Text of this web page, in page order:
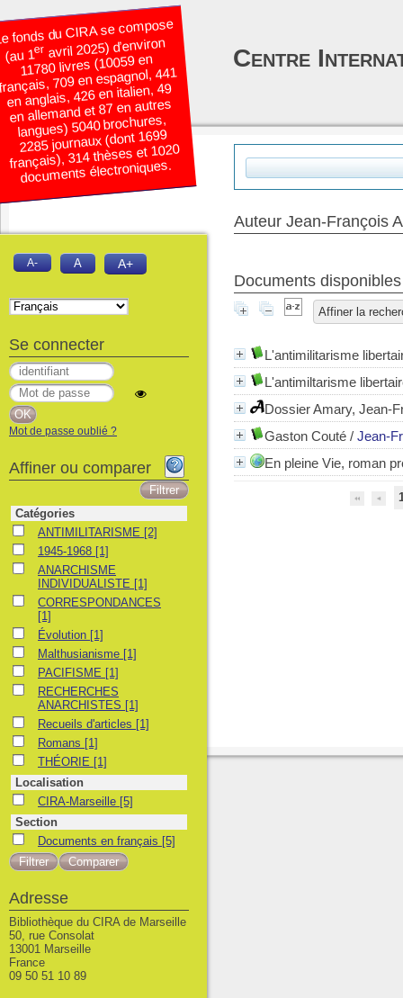
Auteur Jean-François
Documents
Affiner la
L'antimilitarisme
L'antimiltarisme
Dossier Amary, Jean-
Gaston Couté / Jean-
En pleine Vie, roman
fonds du CIRA se compose
(au 1eravril 2025) d’environ
11780 livres (10059 en
709 en espagnol, 441
en anglais, 426 en italien, 49
en allemand et 87 en autres
langues) 5040 brochures,
2285 journaux (dont 1699
français), 314 thèses et 1020
documents électroniques.
Centre
A- A A+
Se connecter
Mot de passe oublié ?
Affiner ou comparer
Catégories
ANTIMILITARISME
ANTIMILITARISME [2]
1945-19681945-1968 [1]
ANARCHISME INDIVIDUALISTE
ANARCHISME
INDIVIDUALISTE [1]
CORRESPONDANCES
CORRESPONDANCES
[1]
ÉvolutionÉvolution [1]
Malthusianisme
Malthusianisme [1]
PACIFISME
PACIFISME [1]
RECHERCHES ANARCHISTES
RECHERCHES
ANARCHISTES [1]
Recueils d'articles
Recueils d'articles [1]
RomansRomans [1]
THÉORIETHÉORIE [1]
Localisation
CIRA-Marseille
CIRA-Marseille [5]
Section
Documents en français
Documents en français [5]
Adresse
Bibliothèque du CIRA de Marseille
50, rue Consolat
13001 Marseille
France
09 50 51 10 89